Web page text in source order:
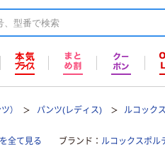
） パンツ(レディス) ルコック
全て見る ブランド ルコックスポル